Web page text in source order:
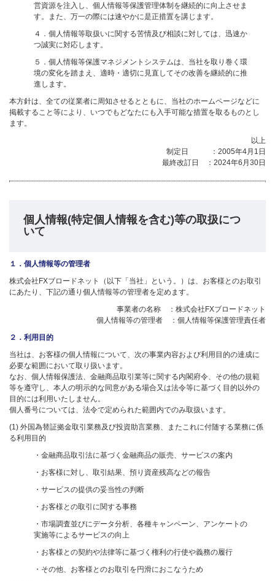
営資源を注入し、個人情報等保護管理体制を継続的に向上させま
す。また、万一の際には速やかに是正措置を講じます。
４．個人情報等取扱いに関する苦情及び相談に対しては、迅速か
つ誠実に対応します。
５．個人情報等保護マネジメントシステムは、当社を取り巻く環
境の変化を踏まえ、適時・適切に見直してその改善を継続的に推
進します。
本方針は、全ての従業者に周知させるとともに、当社のホームページなどに
掲載すること等により、いつでもどなたにも入手可能な措置を取るものとし
ます。
以上
制定日 ：2005年4月1日
最終改訂日 ：2024年6月30日
個人情報(特定個人情報を含む)等の取扱につ
いて
１．個人情報等の管理者
株式会社FXブロードネット（以下「当社」という。）は、お客様とのお取引
にあたり、下記の通り個人情報等の管理者を定めます。
事業者の名称 ：株式会社FXブロードネット
個人情報等の管理者 ：個人情報等保護管理責任者
２．利用目的
当社は、お客様の個人情報について、次の事業内容および利用目的の達成に
必要な範囲において取り扱います。
なお、個人情報保護法、金融商品取引業等に関する内閣府令、その他の規範
等を遵守し、本人の明示的な同意がある場合又は法令等に基づく目的以外の
目的には利用いたしません。
個人番号については、法令で定められた範囲内でのみ取扱います。
(1) 外国為替証拠金取引業務及び投資助言業務、またこれに付随する業務に係
る利用目的
・金融商品取引法に基づく金融商品の販売、サービスの案内
・お客様に対し、取引結果、預り資産残高などの報告
・サービスの提供の妥当性の判断
・お客様との取引に関する事務
・市場調査並びにデータ分析、各種キャンペーン、アンケートの
実施等によるサービスの向上
・お客様との契約や法律等に基づく権利の行使や義務の履行
・その他、お客様とのお取引を円滑におこなうため